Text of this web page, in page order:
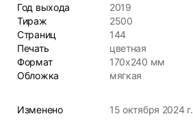
Год выхода
2019
Тираж
2500
Страниц
144
Печать
цветная
Формат
170х240 мм
Обложка
мягкая
Изменено 15 октября 2024 г.